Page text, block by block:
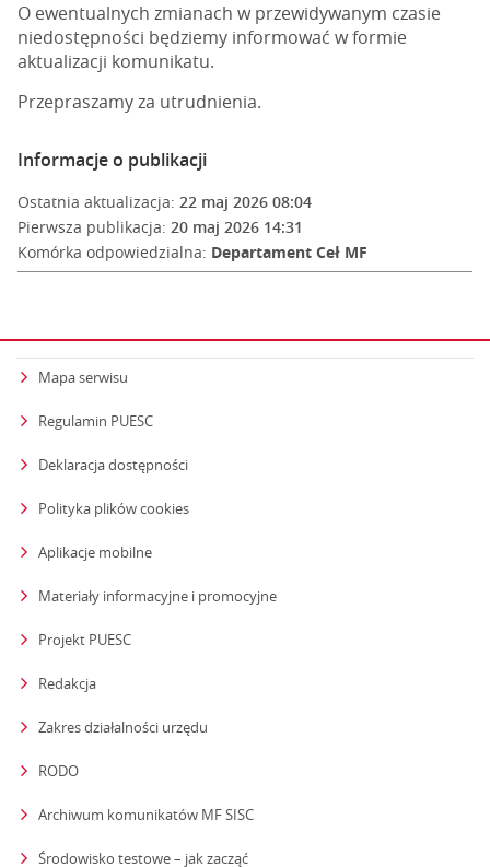
O ewentualnych zmianach w przewidywanym czasie
niedostępności będziemy informować w formie
aktualizacji komunikatu.
Przepraszamy za utrudnienia.
Informacje o publikacji
Ostatnia aktualizacja: 22 maj 2026 08:04
Pierwsza publikacja: 20 maj 2026 14:31
Komórka odpowiedzialna: Departament Ceł MF
Mapa serwisu
Regulamin PUESC
Deklaracja dostępności
Polityka plików cookies
Aplikacje mobilne
Materiały informacyjne i promocyjne
Projekt PUESC
Redakcja
Zakres działalności urzędu
RODO
Archiwum komunikatów MF SISC
Środowisko testowe – jak zacząćstrona otwiera się w nowym oknie